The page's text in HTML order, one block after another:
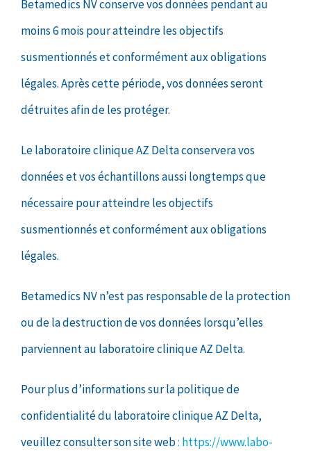
Betamedics NV conserve vos données pendant au
moins 6 mois pour atteindre les objectifs
susmentionnés et conformément aux obligations
légales. Après cette période, vos données seront
détruites afin de les protéger.
Le laboratoire clinique AZ Delta conservera vos
données et vos échantillons aussi longtemps que
nécessaire pour atteindre les objectifs
susmentionnés et conformément aux obligations
légales.
Betamedics NV n’est pas responsable de la protection
ou de la destruction de vos données lorsqu’elles
parviennent au laboratoire clinique AZ Delta.
Pour plus d’informations sur la politique de
confidentialité du laboratoire clinique AZ Delta,
veuillez consulter son site web: https://www.labo-